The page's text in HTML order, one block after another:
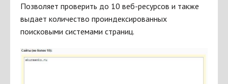
Позволяет проверить до 10 веб-ресурсов и также
выдает количество проиндексированных
поисковыми системами страниц.